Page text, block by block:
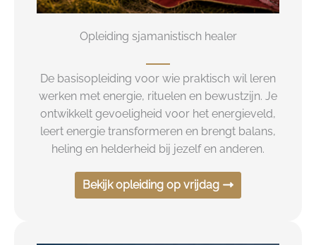
Opleiding sjamanistisch healer
De basisopleiding voor wie praktisch wil leren
werken met energie, rituelen en bewustzijn. Je
ontwikkelt gevoeligheid voor het energieveld,
leert energie transformeren en brengt balans,
heling en helderheid bij jezelf en anderen.
Bekijk opleiding op vrijdag